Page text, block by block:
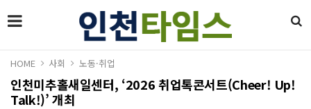
HOME 사회 노동·취업
인천미추홀새일센터, ‘2026 취업톡콘서트(Cheer! Up!
Talk!)’ 개최